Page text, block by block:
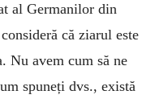
al Germanilor din
că ziarul este
Nu avem cum să ne
spuneți dvs., există